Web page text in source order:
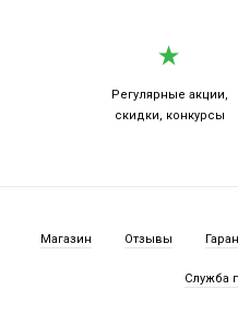
Регулярные акции,
скидки, конкурсы
Магазин Отзывы
Служба